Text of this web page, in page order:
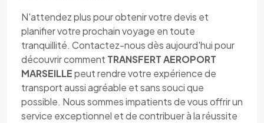
N'attendez plus pour obtenir votre devis et
planifier votre prochain voyage en toute
tranquillité. Contactez-nous dès aujourd'hui pour
découvrir comment TRANSFERT AEROPORT
MARSEILLEpeut rendre votre expérience de
transport aussi agréable et sans souci que
possible. Nous sommes impatients de vous offrir un
service exceptionnel et de contribuer à la réussite